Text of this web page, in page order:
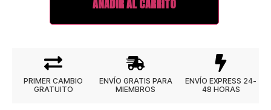
AÑADIR AL CARRITO
PRIMER CAMBIO
GRATUITO
ENVÍO GRATIS PARA
MIEMBROS
ENVÍO EXPRESS 24-
48 HORAS